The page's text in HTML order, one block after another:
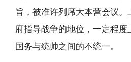
旨，被准许列席大本营会议
府指导战争的地位，一定程
国务与统帅之间的不统一。